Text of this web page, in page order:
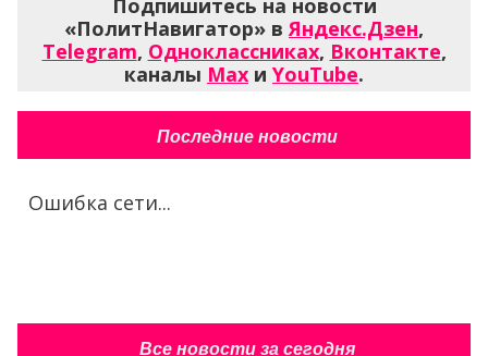
Подпишитесь на новости
«ПолитНавигатор» вЯндекс.Дзен,
Telegram, Одноклассниках, Вконтакте,
каналы Max и YouTube.
Последние новости
Ошибка сети...
Все новости за сегодня